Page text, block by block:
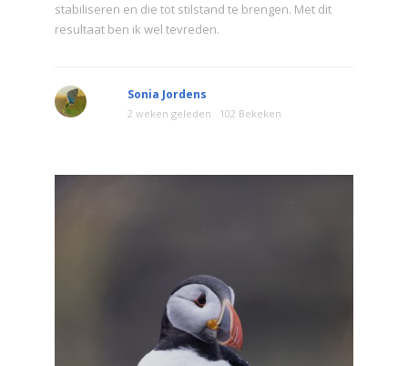
stabiliseren en die tot stilstand te brengen. Met dit
resultaat ben ik wel tevreden.
Sonia Jordens
2 weken geleden 102 Bekeken